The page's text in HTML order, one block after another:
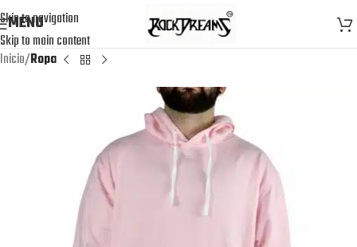
Skip to navigation
Skip to main content
MENU
Inicio Ropa